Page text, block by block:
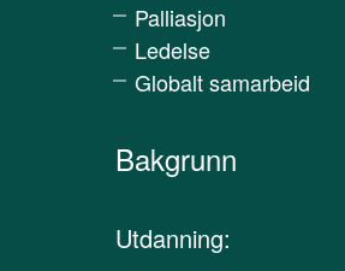
Palliasjon
Ledelse
Globalt samarbeid
Bakgrunn
Utdanning: